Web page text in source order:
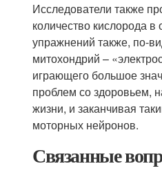
Исследователи также
количество кислорода
упражнений также, по-
митохондрий –
играющего большое
проблем со здоровьем,
жизни, и заканчивая
моторных нейронов.
Связанные